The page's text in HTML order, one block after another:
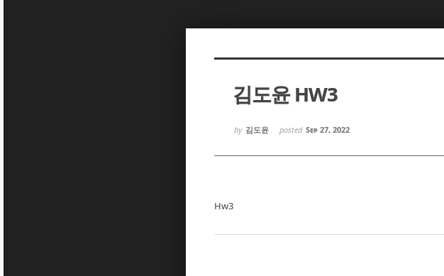
김도윤 HW3
by 김도윤 posted Sep 27, 2022
Hw3
Sketchbook5, 스케치북5
Sketchbook5, 스케치북5
Sketchbook5, 스케치북5
Sketchbook5, 스케치북5